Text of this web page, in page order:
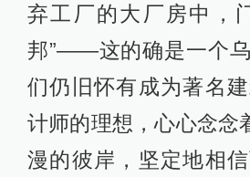
弃工厂的大厂房中，
邦”——这的确是一个
们仍旧怀有成为著名
计师的理想，心心念念
漫的彼岸，坚定地相